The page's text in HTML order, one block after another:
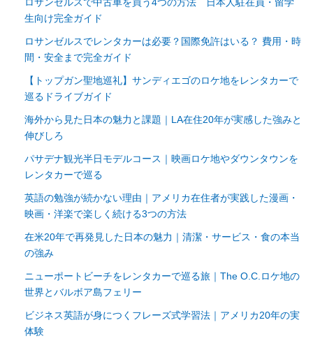
生向け完全ガイド
ロサンゼルスでレンタカーは必要？国際免許はいる？ 費用・時
間・安全まで完全ガイド
【トップガン聖地巡礼】サンディエゴのロケ地をレンタカーで
巡るドライブガイド
海外から見た日本の魅力と課題｜LA在住20年が実感した強みと
伸びしろ
パサデナ観光半日モデルコース｜映画ロケ地やダウンタウンを
レンタカーで巡る
英語の勉強が続かない理由｜アメリカ在住者が実践した漫画・
映画・洋楽で楽しく続ける3つの方法
在米20年で再発見した日本の魅力｜清潔・サービス・食の本当
の強み
ニューポートビーチをレンタカーで巡る旅｜The O.C.ロケ地の
世界とバルボア島フェリー
ビジネス英語が身につくフレーズ式学習法｜アメリカ20年の実
体験